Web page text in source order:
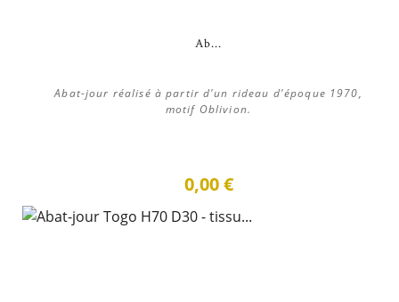
Ab...
Abat-jour réalisé à partir d'un rideau d'époque 1970,
motif Oblivion.
0,00 €